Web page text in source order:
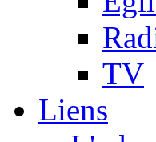
TV
Liens